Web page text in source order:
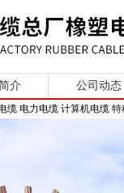
介 公司动态
缆 电力电缆 计算机电缆 特